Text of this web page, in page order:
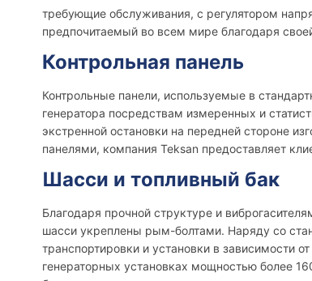
требующие обслуживания, с регулятором
предпочитаемый во всем мире благодаря
Контрольная панель
Контрольные панели, используемые в
генератора посредствам измеренных и
экстренной остановки на передней стороне
панелями, компания Teksan предоставляет
Шасси и топливный бак
Благодаря прочной структуре и
шасси укреплены рым-болтами. Наряду со
транспортировки и установки в зависимости
генераторных установках мощностью более